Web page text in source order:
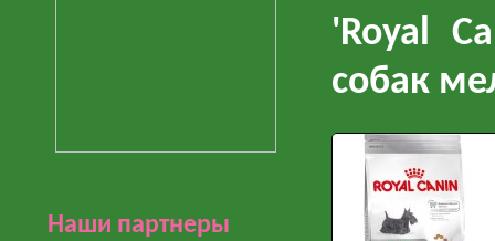
Наши партнеры
'Royal
собак